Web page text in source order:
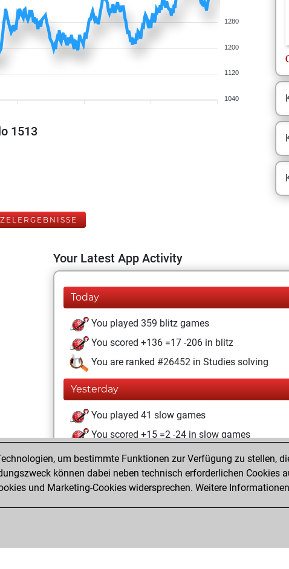
1280
1200
1120
1040
1513
Your Latest App Activity
Today
You played 359 blitz games
You scored +136 =17 -206 in blitz
You are ranked #26452 in Studies solving
Yesterday
You played 41 slow games
You scored +15 =2 -24 in slow games
Montag, Dezember 11, 2023
You created your Studies account
um bestimmte Funktionen zur Verfügung zu stellen,
können dabei neben technisch erforderlichen Cookies
und Marketing-Cookies widersprechen. Weitere